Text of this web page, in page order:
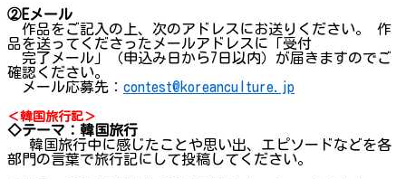
②Eメール
作品をご記入の上、次のアドレスにお送りください。 作
品を送ってくださったメールアドレスに「受付
完了メール」（申込み日から7日以内）が届きますのでご
確認ください。
メール応募先： contest@koreanculture.jp
＜韓国旅行記＞
◇テーマ：韓国旅行
韓国旅行中に感じたことや思い出、エピソードなどを各
部門の言葉で旅行記にして投稿してください。